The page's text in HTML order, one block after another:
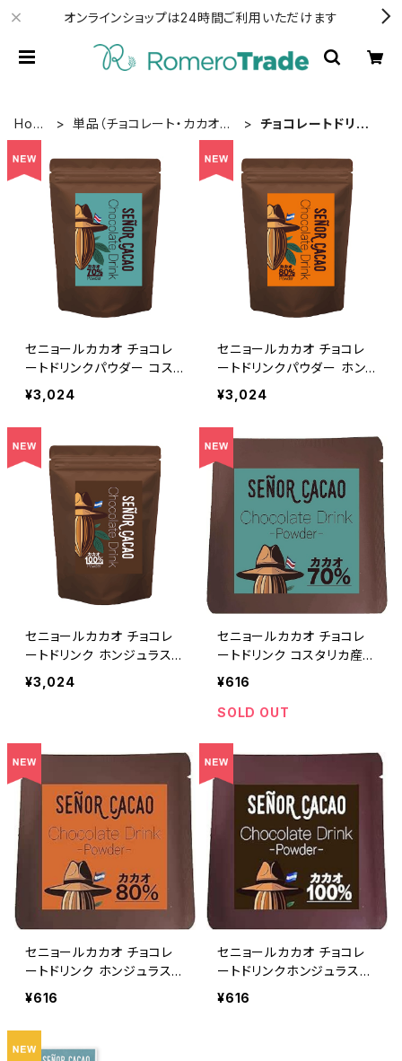
オンラインショップは24時間ご利用いただけます
Hom
e
単品（チョコレート・カカオ
チョコレートドリン
セニョールカカオ チョコレ
ートドリンクパウダー コス
タリカ産カカオ70% 300g
粉末 非アルカリ処理
¥3,024
セニョールカカオ チョコレ
ートドリンクパウダー ホン
ジュラス産カカオ80% 300
g 粉末 非アルカリ処理
¥3,024
セニョールカカオ チョコレ
ートドリンク ホンジュラス
産カカオ100% 300g 粉末
非アルカリ処理
¥3,024
セニョールカカオ チョコレ
ートドリンク コスタリカ産カ
カオ70%１杯分 粉末 非ア
¥616
SOLD OUT
セニョールカカオ チョコレ
ートドリンク ホンジュラス
産カカオ80% 1杯分 粉末
cao
¥616
セニョールカカオ チョコレ
ートドリンクホンジュラス産
カカオ100% 1杯分 粉末 非
¥616